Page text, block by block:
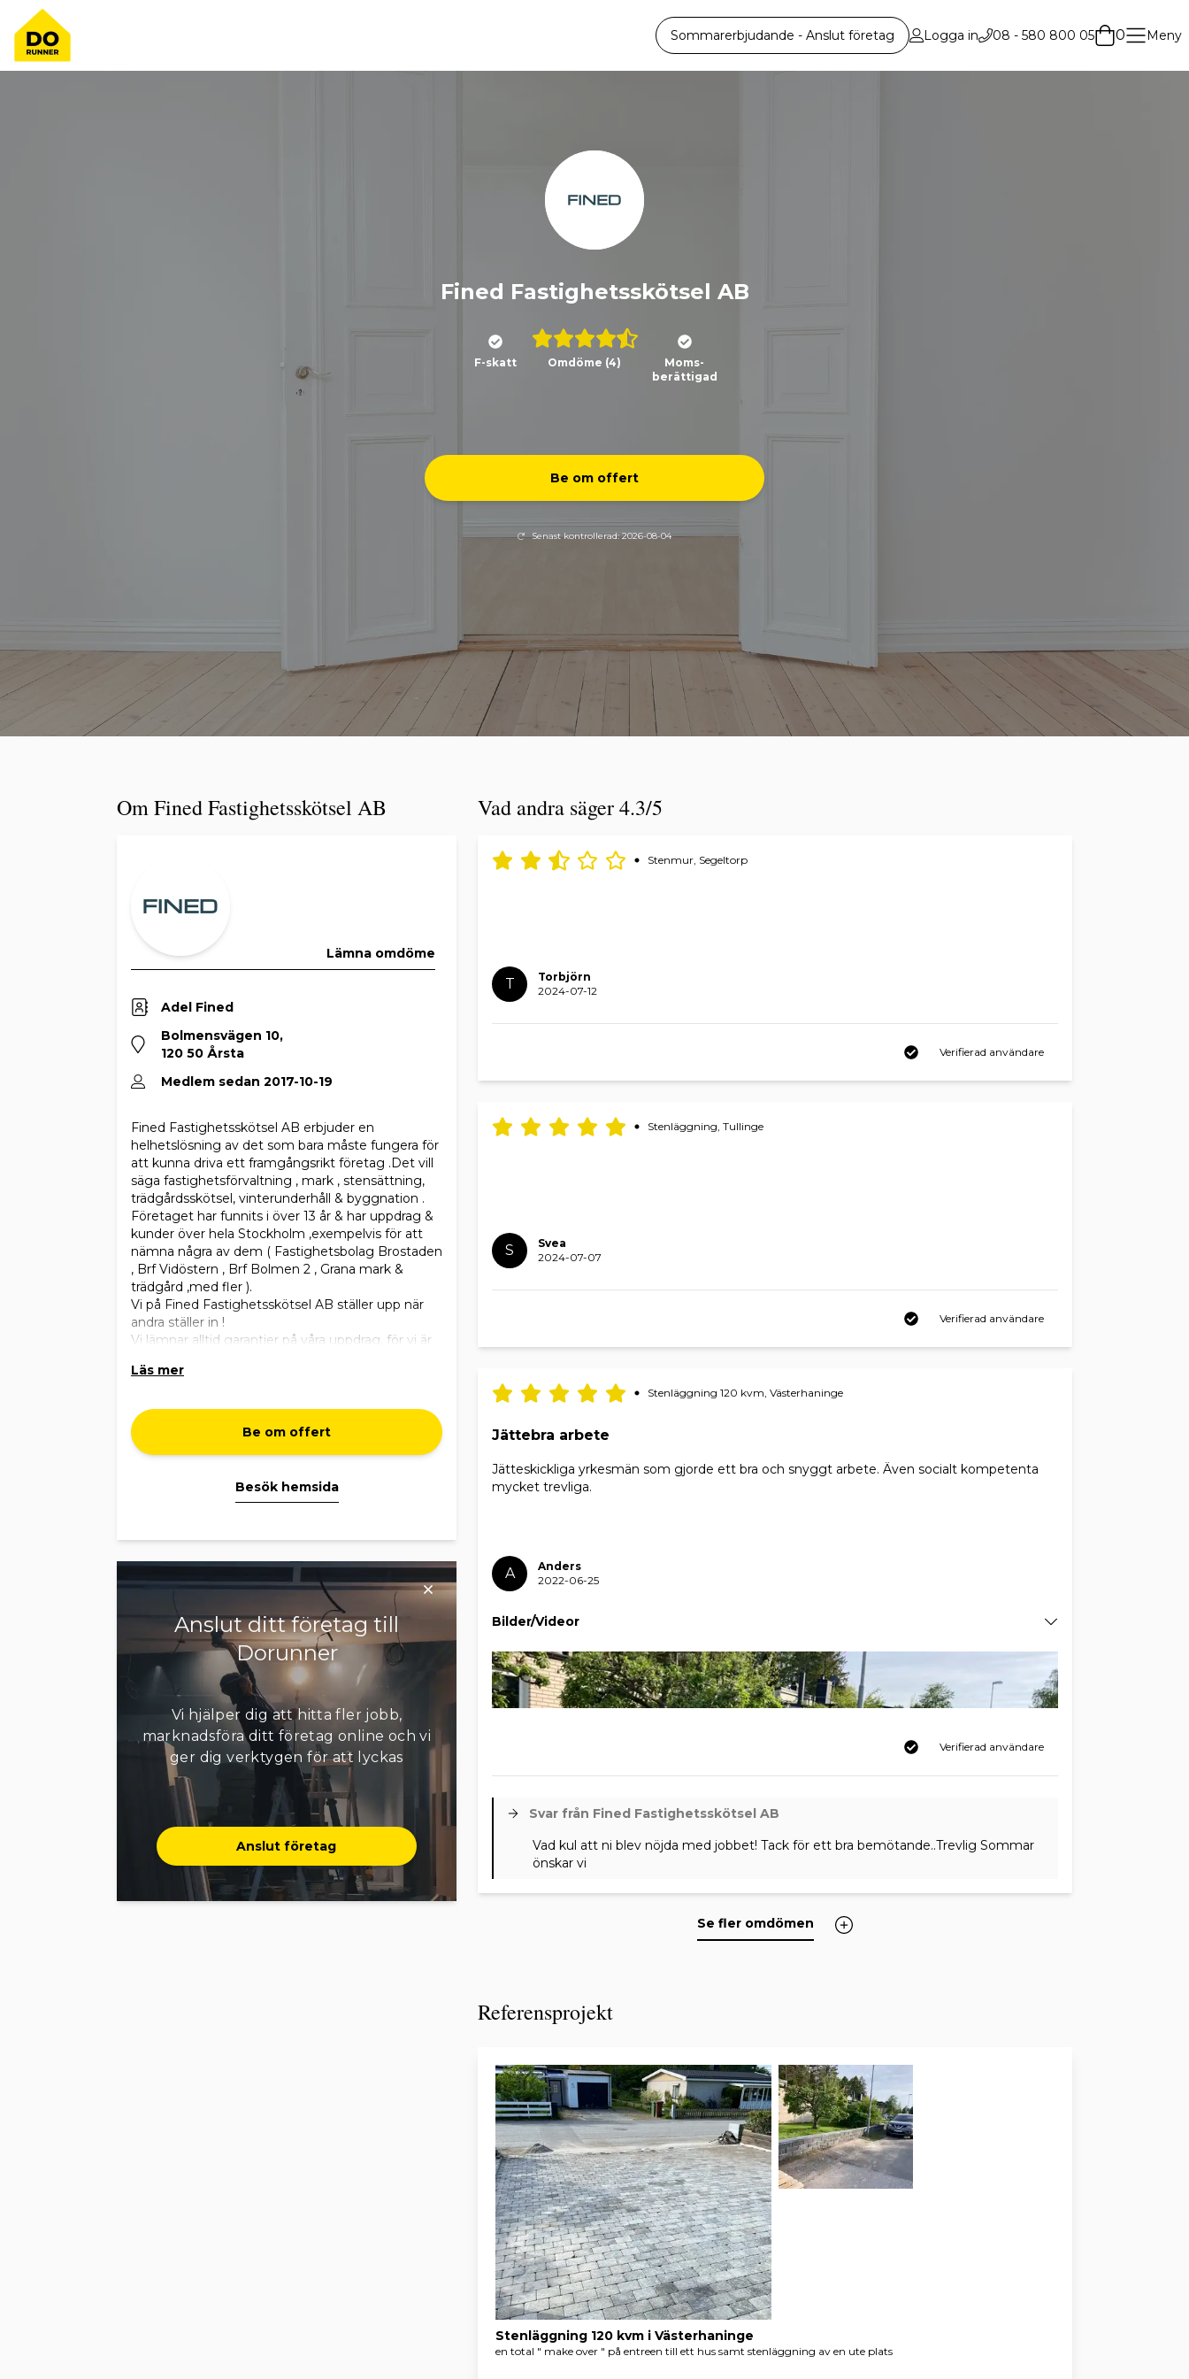
Sommarerbjudande - Anslut företag Logga in 08 - 580 800 05 0 Meny
Fined Fastighetsskötsel AB
F-skatt Omdöme (4)
Moms-
berättigad
Be om offert
Senast kontrollerad: 2026-08-04
Om Fined Fastighetsskötsel AB
Lämna omdöme
Adel Fined
Bolmensvägen 10,
120 50 Årsta
Medlem sedan 2017-10-19
Fined Fastighetsskötsel AB erbjuder en
helhetslösning av det som bara måste fungera för
att kunna driva ett framgångsrikt företag .Det vill
säga fastighetsförvaltning , mark , stensättning,
trädgårdsskötsel, vinterunderhåll & byggnation .
Företaget har funnits i över 13 år & har uppdrag &
kunder över hela Stockholm ,exempelvis för att
nämna några av dem ( Fastighetsbolag Brostaden
, Brf Vidöstern , Brf Bolmen 2 , Grana mark &
trädgård ,med fler ).
Vi på Fined Fastighetsskötsel AB ställer upp när
andra ställer in !
Vi lämnar alltid garantier på våra uppdrag, för vi är
Läs mer
Be om offert
Besök hemsida
Anslut ditt företag till
Dorunner
Vi hjälper dig att hitta fler jobb,
marknadsföra ditt företag online och vi
ger dig verktygen för att lyckas
Anslut företag
Vad andra säger 4.3/5
Stenmur, Segeltorp
T
Torbjörn
2024-07-12
Verifierad användare
Stenläggning, Tullinge
S
Svea
2024-07-07
Verifierad användare
Stenläggning 120 kvm, Västerhaninge
Jättebra arbete
Jätteskickliga yrkesmän som gjorde ett bra och snyggt arbete. Även socialt kompetenta
mycket trevliga.
A
Anders
2022-06-25
Bilder/Videor
Verifierad användare
Svar från Fined Fastighetsskötsel AB
Vad kul att ni blev nöjda med jobbet! Tack för ett bra bemötande..Trevlig Sommar
önskar vi
Se fler omdömen
Referensprojekt
Stenläggning 120 kvm i Västerhaninge
en total " make over " på entreen till ett hus samt stenläggning av en ute plats